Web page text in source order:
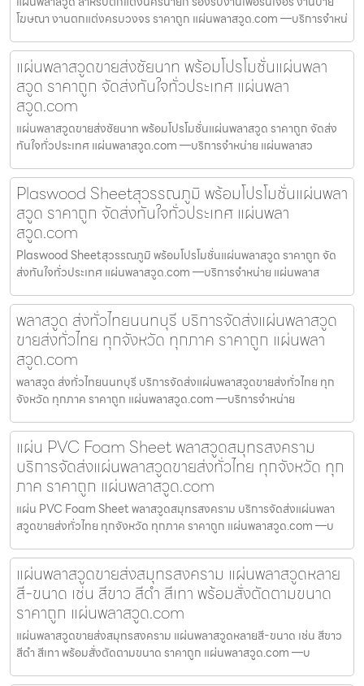
โฆษณา งานตกแต่งครบวงจร ราคาถูก แผ่นพลาสวูด.com —บริการจำหน่
แผ่นพลาสวูดขายส่งชัยนาท พร้อมโปรโมชั่นแผ่นพลา
สวูด ราคาถูก จัดส่งทันใจทั่วประเทศ แผ่นพลา
สวูด.com
แผ่นพลาสวูดขายส่งชัยนาท พร้อมโปรโมชั่นแผ่นพลาสวูด ราคาถูก จัดส่ง
ทันใจทั่วประเทศ แผ่นพลาสวูด.com —บริการจำหน่าย แผ่นพลาสว
Plaswood Sheetสุวรรณภูมิ พร้อมโปรโมชั่นแผ่นพลา
สวูด ราคาถูก จัดส่งทันใจทั่วประเทศ แผ่นพลา
สวูด.com
Plaswood Sheetสุวรรณภูมิ พร้อมโปรโมชั่นแผ่นพลาสวูด ราคาถูก จัด
ส่งทันใจทั่วประเทศ แผ่นพลาสวูด.com —บริการจำหน่าย แผ่นพลาส
พลาสวูด ส่งทั่วไทยนนทบุรี บริการจัดส่งแผ่นพลาสวูด
ขายส่งทั่วไทย ทุกจังหวัด ทุกภาค ราคาถูก แผ่นพลา
สวูด.com
พลาสวูด ส่งทั่วไทยนนทบุรี บริการจัดส่งแผ่นพลาสวูดขายส่งทั่วไทย ทุก
จังหวัด ทุกภาค ราคาถูก แผ่นพลาสวูด.com —บริการจำหน่าย
แผ่น PVC Foam Sheet พลาสวูดสมุทรสงคราม
บริการจัดส่งแผ่นพลาสวูดขายส่งทั่วไทย ทุกจังหวัด ทุก
ภาค ราคาถูก แผ่นพลาสวูด.com
แผ่น PVC Foam Sheet พลาสวูดสมุทรสงคราม บริการจัดส่งแผ่นพลา
สวูดขายส่งทั่วไทย ทุกจังหวัด ทุกภาค ราคาถูก แผ่นพลาสวูด.com —บ
แผ่นพลาสวูดขายส่งสมุทรสงคราม แผ่นพลาสวูดหลาย
สี-ขนาด เช่น สีขาว สีดำ สีเทา พร้อมสั่งตัดตามขนาด
ราคาถูก แผ่นพลาสวูด.com
แผ่นพลาสวูดขายส่งสมุทรสงคราม แผ่นพลาสวูดหลายสี-ขนาด เช่น สีขาว
สีดำ สีเทา พร้อมสั่งตัดตามขนาด ราคาถูก แผ่นพลาสวูด.com —บ